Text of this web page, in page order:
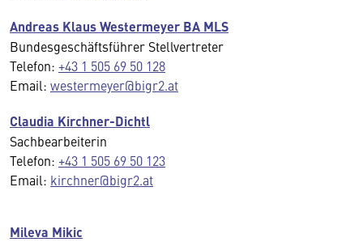
Andreas Klaus Westermeyer BA MLS
Bundesgeschäftsführer Stellvertreter
Telefon: +43 1 505 69 50 128
Email: westermeyer@bigr2.at
Claudia Kirchner-Dichtl
Sachbearbeiterin
Telefon: +43 1 505 69 50 123
Email: kirchner@bigr2.at
Mileva Mikic